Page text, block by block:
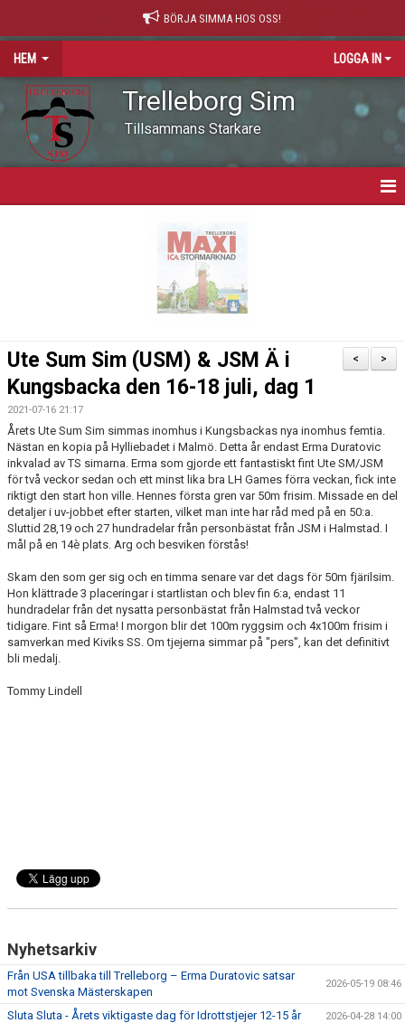
BÖRJA SIMMA HOS OSS!
HEM LOGGA IN
Trelleborg Sim
Tillsammans Starkare
OM KLUBBEN
KONTAKT
KALENDER
BILDGALLERI
DOKUMENT
>
<
Ute Sum Sim (USM) & JSM Ä i
Kungsbacka den 16-18 juli, dag 1
2021-07-16 21:17
Årets Ute Sum Sim simmas inomhus i Kungsbackas nya inomhus femtia.
Nästan en kopia på Hylliebadet i Malmö. Detta år endast Erma Duratovic
inkvalad av TS simarna. Erma som gjorde ett fantastiskt fint Ute SM/JSM
för två veckor sedan och ett minst lika bra LH Games förra veckan, fick inte
riktigt den start hon ville. Hennes första gren var 50m frisim. Missade en del
detaljer i uv-jobbet efter starten, vilket man inte har råd med på en 50:a.
Sluttid 28,19 och 27 hundradelar från personbästat från JSM i Halmstad. I
mål på en 14è plats. Arg och besviken förstås!
Skam den som ger sig och en timma senare var det dags för 50m fjärilsim.
Hon klättrade 3 placeringar i startlistan och blev fin 6:a, endast 11
hundradelar från det nysatta personbästat från Halmstad två veckor
tidigare. Fint så Erma! I morgon blir det 100m ryggsim och 4x100m frisim i
samverkan med Kiviks SS. Om tjejerna simmar på "pers", kan det definitivt
bli medalj.
Tommy Lindell
Nyhetsarkiv
Från USA tillbaka till Trelleborg – Erma Duratovic satsar
mot Svenska Mästerskapen
2026-05-19 08:46
Sluta Sluta - Årets viktigaste dag för Idrottstjejer 12-15 år 2026-04-28 14:00